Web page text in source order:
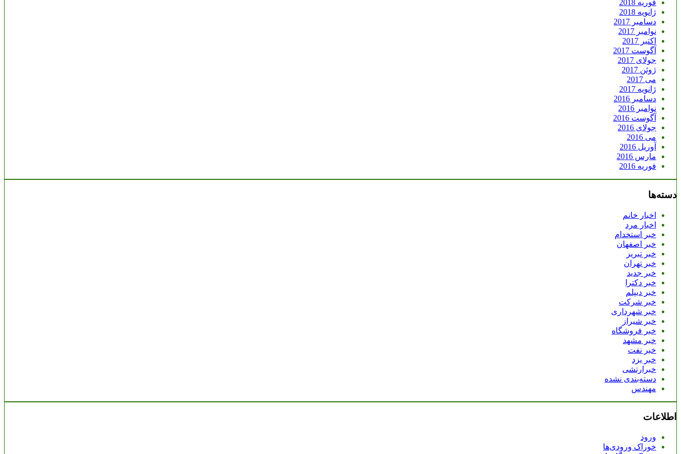
فوریه 2018
ژانویه 2018
دسامبر 2017
نوامبر 2017
اکتبر 2017
آگوست 2017
جولای 2017
ژوئن 2017
می 2017
ژانویه 2017
دسامبر 2016
نوامبر 2016
آگوست 2016
جولای 2016
می 2016
آوریل 2016
مارس 2016
فوریه 2016
دسته‌ها
اخبار خانم
اخبار مرد
خبر استخدام
خبر اصفهان
خبر تبریز
خبر تهران
خبر جدید
خبر دکترا
خبر دیپلم
خبر شرکت
خبر شهرداری
خبر شیراز
خبر فروشگاه
خبر مشهد
خبر نفت
خبر یزد
خبرارتشی
دسته‌بندی نشده
مهندس
اطلاعات
ورود
خوراک ورودی‌ها